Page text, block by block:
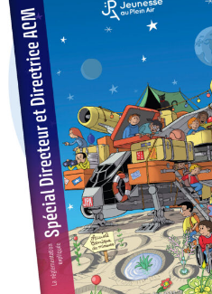
NOS ABONNEMENTS